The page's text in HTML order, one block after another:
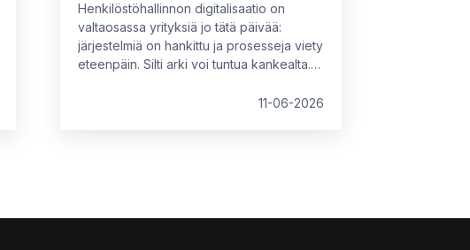
Henkilöstöhallinnon digitalisaatio on
valtaosassa yrityksiä jo tätä päivää:
järjestelmiä on hankittu ja prosesseja viety
eteenpäin. Silti arki voi tuntua kankealta.
olevat ratkaisut eivät vastaa organisaation
11-06-2026